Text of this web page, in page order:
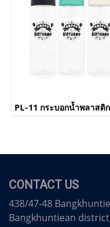
CONTACT US
438/47-48
Bangkhuntiean